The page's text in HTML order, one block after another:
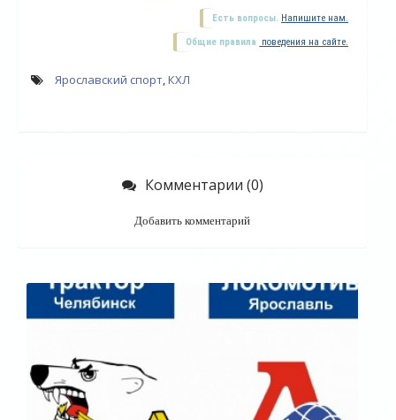
Есть вопросы. Напишите нам.
Общие правила поведения на сайте.
Ярославский спорт,КХЛ
Комментарии (0)
Добавить комментарий